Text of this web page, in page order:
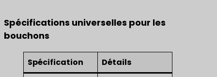
Spécifications universelles pour les
bouchons
Spécification
Détails